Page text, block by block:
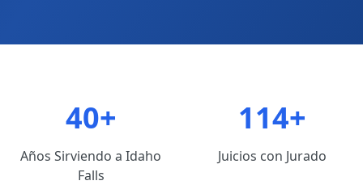
40+
Años Sirviendo a Idaho
Falls
114+
Juicios con Jurado